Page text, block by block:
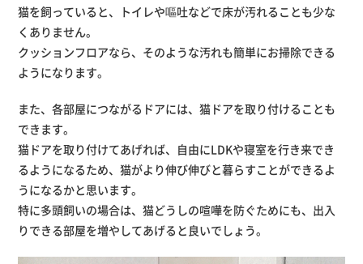
猫を飼っていると、トイレや嘔吐などで床が汚れることも少な
くありません。
クッションフロアなら、そのような汚れも簡単にお掃除できる
ようになります。
また、各部屋につながるドアには、猫ドアを取り付けることも
できます。
猫ドアを取り付けてあげれば、自由にLDKや寝室を行き来でき
るようになるため、猫がより伸び伸びと暮らすことができるよ
うになるかと思います。
特に多頭飼いの場合は、猫どうしの喧嘩を防ぐためにも、出入
りできる部屋を増やしてあげると良いでしょう。